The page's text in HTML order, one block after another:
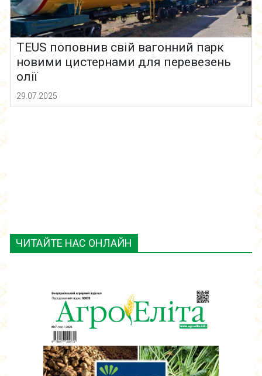
ЧИТАЙТЕ НАС ОНЛАЙН
TEUS поповнив свій вагонний парк
новими цистернами для перевезень
олії
29.07.2025